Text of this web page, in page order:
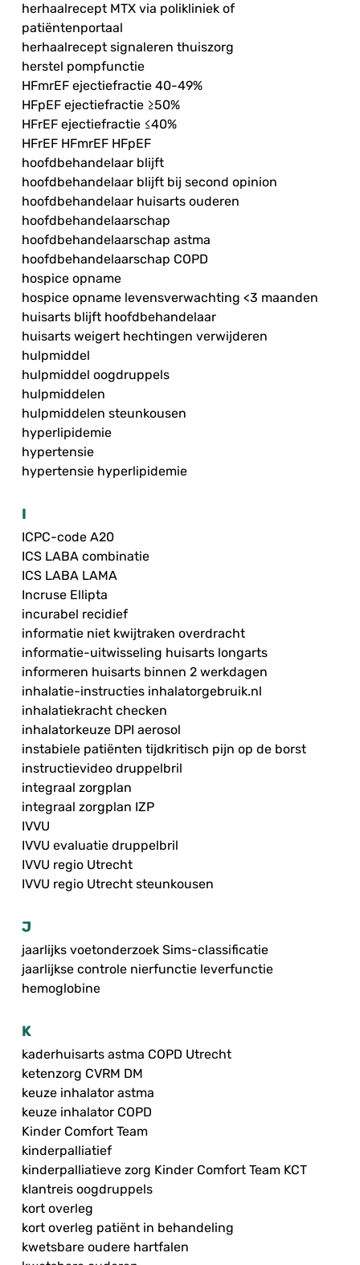
herhaalrecept MTX via polikliniek of
patiëntenportaal
herhaalrecept signaleren thuiszorg
herstel pompfunctie
HFmrEF ejectiefractie 40-49%
HFpEF ejectiefractie ≥50%
HFrEF ejectiefractie ≤40%
HFrEF HFmrEF HFpEF
hoofdbehandelaar blijft
hoofdbehandelaar blijft bij second opinion
hoofdbehandelaar huisarts ouderen
hoofdbehandelaarschap
hoofdbehandelaarschap astma
hoofdbehandelaarschap COPD
hospice opname
hospice opname levensverwachting <3 maanden
huisarts blijft hoofdbehandelaar
huisarts weigert hechtingen verwijderen
hulpmiddel
hulpmiddel oogdruppels
hulpmiddelen
hulpmiddelen steunkousen
hyperlipidemie
hypertensie
hypertensie hyperlipidemie
I
ICPC-code A20
ICS LABA combinatie
ICS LABA LAMA
Incruse Ellipta
incurabel recidief
informatie niet kwijtraken overdracht
informatie-uitwisseling huisarts longarts
informeren huisarts binnen 2 werkdagen
inhalatie-instructies inhalatorgebruik.nl
inhalatiekracht checken
inhalatorkeuze DPI aerosol
instabiele patiënten tijdkritisch pijn op de borst
instructievideo druppelbril
integraal zorgplan
integraal zorgplan IZP
IVVU
IVVU evaluatie druppelbril
IVVU regio Utrecht
IVVU regio Utrecht steunkousen
J
jaarlijks voetonderzoek Sims-classificatie
jaarlijkse controle nierfunctie leverfunctie
hemoglobine
K
kaderhuisarts astma COPD Utrecht
ketenzorg CVRM DM
keuze inhalator astma
keuze inhalator COPD
Kinder Comfort Team
kinderpalliatief
kinderpalliatieve zorg Kinder Comfort Team KCT
klantreis oogdruppels
kort overleg
kort overleg patiënt in behandeling
kwetsbare oudere hartfalen